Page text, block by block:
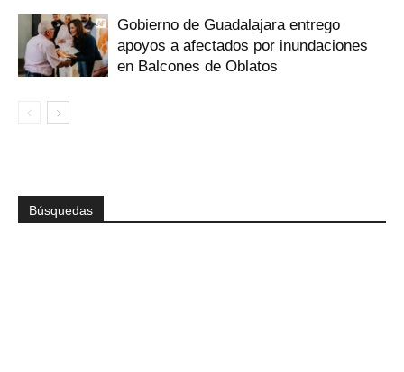
Gobierno de Guadalajara entrego
apoyos a afectados por inundaciones
en Balcones de Oblatos
Búsquedas